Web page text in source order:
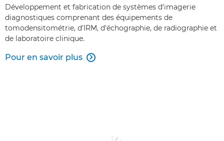
Développement et fabrication de systèmes d'imagerie
diagnostiques comprenant des équipements de
tomodensitométrie, d'IRM, d'échographie, de radiographie et
de laboratoire clinique.
Pour en savoir plus 